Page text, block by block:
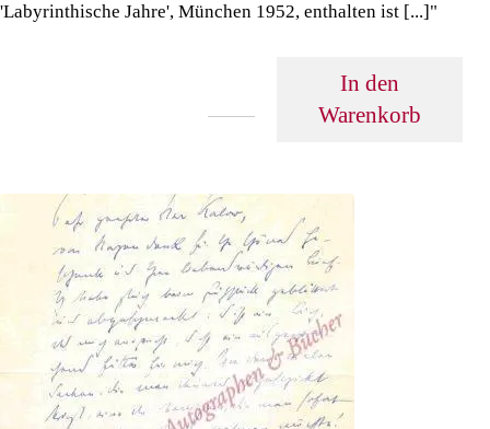
'Labyrinthische Jahre', München 1952, enthalten ist [...]"
In den
Warenkorb